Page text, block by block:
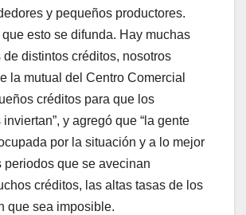
y pequeños productores.
esto se difunda. Hay muchas
distintos créditos, nosotros
la mutual del Centro Comercial
créditos para que los
y agregó que “la gente
por la situación y a lo mejor
periodos que se avecinan
créditos, las altas tasas de los
que sea imposible.